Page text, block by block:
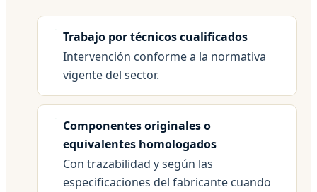
Trabajo por técnicos cualificados
Intervención conforme a la normativa
vigente del sector.
Componentes originales o
equivalentes homologados
Con trazabilidad y según las
especificaciones del fabricante cuando